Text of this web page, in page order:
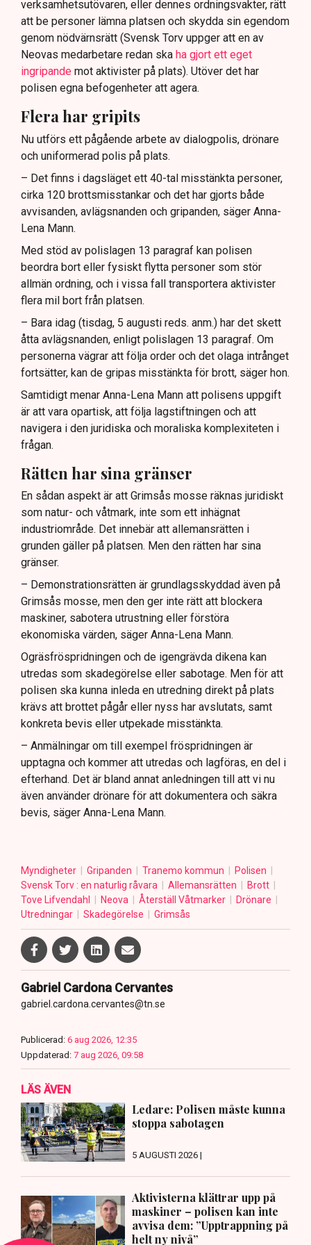
verksamhetsutövaren, eller dennes ordningsvakter, rätt
att be personer lämna platsen och skydda sin egendom
genom nödvärnsrätt (Svensk Torv uppger att en av
Neovas medarbetare redan ska ha gjort ett eget
ingripande mot aktivister på plats). Utöver det har
polisen egna befogenheter att agera.
Flera har gripits
Nu utförs ett pågående arbete av dialogpolis, drönare
och uniformerad polis på plats.
– Det finns i dagsläget ett 40-tal misstänkta personer,
cirka 120 brottsmisstankar och det har gjorts både
avvisanden, avlägsnanden och gripanden, säger Anna-
Lena Mann.
Med stöd av polislagen 13 paragraf kan polisen
beordra bort eller fysiskt flytta personer som stör
allmän ordning, och i vissa fall transportera aktivister
flera mil bort från platsen.
– Bara idag (tisdag, 5 augusti reds. anm.) har det skett
åtta avlägsnanden, enligt polislagen 13 paragraf. Om
personerna vägrar att följa order och det olaga intrånget
fortsätter, kan de gripas misstänkta för brott, säger hon.
Samtidigt menar Anna-Lena Mann att polisens uppgift
är att vara opartisk, att följa lagstiftningen och att
navigera i den juridiska och moraliska komplexiteten i
frågan.
Rätten har sina gränser
En sådan aspekt är att Grimsås mosse räknas juridiskt
som natur- och våtmark, inte som ett inhägnat
industriområde. Det innebär att allemansrätten i
grunden gäller på platsen. Men den rätten har sina
gränser.
– Demonstrationsrätten är grundlagsskyddad även på
Grimsås mosse, men den ger inte rätt att blockera
maskiner, sabotera utrustning eller förstöra
ekonomiska värden, säger Anna-Lena Mann.
Ogräsfröspridningen och de igengrävda dikena kan
utredas som skadegörelse eller sabotage. Men för att
polisen ska kunna inleda en utredning direkt på plats
krävs att brottet pågår eller nyss har avslutats, samt
konkreta bevis eller utpekade misstänkta.
– Anmälningar om till exempel fröspridningen är
upptagna och kommer att utredas och lagföras, en del i
efterhand. Det är bland annat anledningen till att vi nu
även använder drönare för att dokumentera och säkra
bevis, säger Anna-Lena Mann.
Myndigheter Gripanden Tranemo kommun
Polisen
Svensk Torv : en naturlig råvara
Allemansrätten
Brott
Tove Lifvendahl
Neova Återställ Våtmarker
Drönare
Utredningar
Skadegörelse Grimsås
Gabriel Cardona Cervantes
gabriel.cardona.cervantes@tn.se
Publicerad: 6 aug 2026, 12:35
Uppdaterad: 7 aug 2026, 09:58
LÄS ÄVEN
Ledare: Polisen måste kunna
stoppa sabotagen
5 AUGUSTI 2026 |
Aktivisterna klättrar upp på
maskiner – polisen kan inte
avvisa dem: ”Upptrappning på
helt ny nivå”